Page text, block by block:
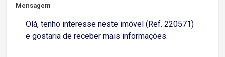
Mensagem